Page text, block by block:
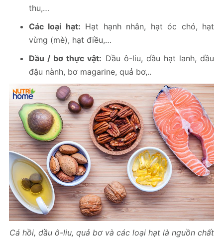
thu,…
Các loại hạt: Hạt hạnh nhân, hạt óc chó, hạt
vừng (mè), hạt điều,…
Dầu / bơ thực vật: Dầu ô-liu, dầu hạt lanh, dầu
đậu nành, bơ magarine, quả bơ,..
Cá hồi, dầu ô-liu, quả bơ và các loại hạt là nguồn chất